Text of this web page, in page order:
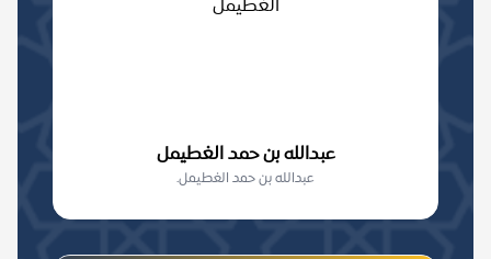
عبدالله بن حمد الغطيمل
عبدالله بن حمد الغطيمل.